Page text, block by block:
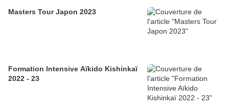
Masters Tour Japon 2023
Formation Intensive Aïkido Kishinkaï
2022 - 23